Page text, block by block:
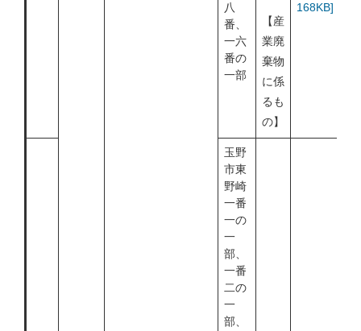
八
番、
一六
番の
一部
【産
業廃
棄物
に係
るも
の】
168KB]
玉野
市東
野崎
一番
一の
一
部、
一番
二の
一
部、